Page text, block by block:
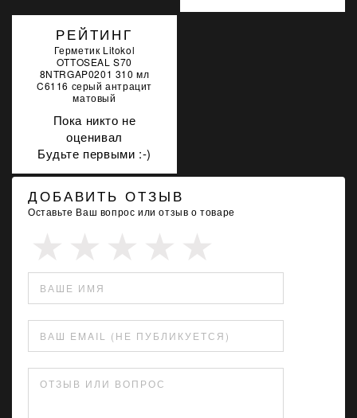
РЕЙТИНГ
Герметик Litokol
OTTOSEAL S70
8NTRGAP0201 310 мл
C6116 серый антрацит
матовый
Пока никто не
оценивал
Будьте первыми :-)
ДОБАВИТЬ ОТЗЫВ
Оставьте Ваш вопрос или отзыв о товаре
ВАШЕ ИМЯ
ВАШ EMAIL (НЕ ПУБЛИКУЕТСЯ)
ОТЗЫВ ИЛИ ВОПРОС